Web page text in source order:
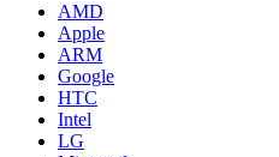
AMD
Apple
ARM
Google
HTC
Intel
LG